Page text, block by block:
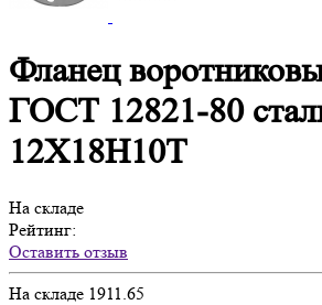
Фланец
ГОСТ 12821-80
12Х18Н10Т
На складе
Рейтинг:
Оставить отзыв
На складе 1911.65